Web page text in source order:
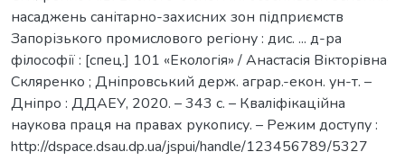
насаджень санітарно-захисних зон підприємств
Запорізького промислового регіону : дис. ... д-ра
філософії : [спец.] 101 «Екологія» / Анастасія Вікторівна
Скляренко ; Дніпровський держ. аграр.-екон. ун-т. –
Дніпро : ДДАЕУ, 2020. – 343 с. – Кваліфікаційна
наукова праця на правах рукопису. – Режим доступу :
http://dspace.dsau.dp.ua/jspui/handle/123456789/5327